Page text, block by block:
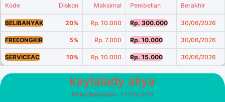
Kode Diskon Maksimal Pembelian Berakhir
BELIBANYAK 20% Rp. 10.000 Rp. 300.000 30/06/2026
FREEONGKIR 5% Rp. 7.000 Rp. 10.000 30/06/2026
SERVICEAC 10% Rp. 10.000 Rp. 15.000 30/06/2026
kaylalady aliya
Mulai Berjualan: 13/05/2018